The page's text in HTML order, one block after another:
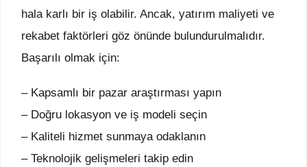
hala karlı bir iş olabilir. Ancak, yatırım maliyeti ve
rekabet faktörleri göz önünde bulundurulmalıdır.
Başarılı olmak için:
– Kapsamlı bir pazar araştırması yapın
– Doğru lokasyon ve iş modeli seçin
– Kaliteli hizmet sunmaya odaklanın
– Teknolojik gelişmeleri takip edin